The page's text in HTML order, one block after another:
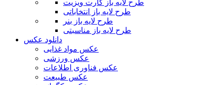
طرح لایه باز کارت ویزیت
طرح لایه باز انتخاباتی
طرح لایه باز بنر
طرح لایه باز مناسبتی
دانلود عکس
عکس مواد غذایی
عکس ورزشی
عکس فناوری اطلاعات
عکس طبیعت